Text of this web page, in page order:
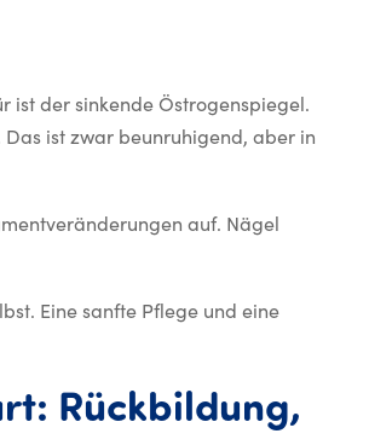
und Nägel
ist der sinkende Östrogenspiegel.
ist zwar beunruhigend, aber in
auf. Nägel
Eine sanfte Pflege und eine
Rückbildung,